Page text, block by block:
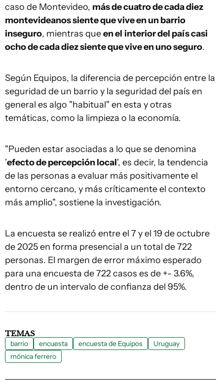
caso de Montevideo, más de cuatro de cada diez
montevideanos siente que vive en un barrio
inseguro, mientras queen el interior del país casi
ocho de cada diez siente que vive en uno seguro.
Según Equipos, la diferencia de percepción entre la
seguridad de un barrio y la seguridad del país en
general es algo "habitual" en esta y otras
temáticas, como la limpieza o la economía.
"Pueden estar asociadas a lo que se denomina
'efecto de percepción local', es decir, la tendencia
de las personas a evaluar más positivamente el
entorno cercano, y más críticamente el contexto
más amplio", sostiene la investigación.
La encuesta se realizó entre el 7 y el 19 de octubre
de 2025 en forma presencial a un total de 722
personas. El margen de error máximo esperado
para una encuesta de 722 casos es de +- 3.6%,
dentro de un intervalo de confianza del 95%.
TEMAS
barrio encuesta encuesta de Equipos
Uruguay
mónica ferrero